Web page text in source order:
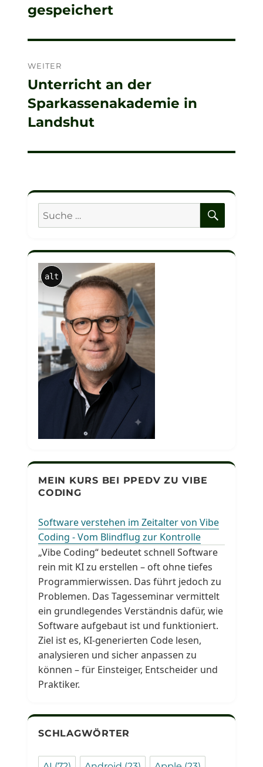
gespeichert
WEITER
Nächster
Beitrag:
Unterricht an der
Sparkassenakademie in
Landshut
Suche
nach:
alt
MEIN KURS BEI PPEDV ZU VIBE
CODING
Software verstehen im Zeitalter von Vibe
Coding - Vom Blindflug zur Kontrolle
„Vibe Coding“ bedeutet schnell Software
rein mit KI zu erstellen – oft ohne tiefes
Programmierwissen. Das führt jedoch zu
Problemen. Das Tagesseminar vermittelt
ein grundlegendes Verständnis dafür, wie
Software aufgebaut ist und funktioniert.
Ziel ist es, KI-generierten Code lesen,
analysieren und sicher anpassen zu
können – für Einsteiger, Entscheider und
Praktiker.
SCHLAGWÖRTER